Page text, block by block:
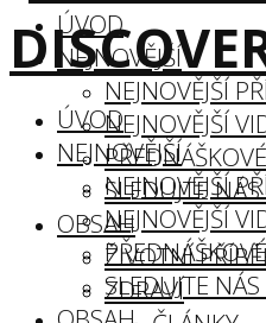
ÚVOD
NEJNOVĚJŠÍ
NEJNOVĚJŠÍ
NEJNOVĚJŠÍ
SLEDUJTE
OBSAH
ŽIVOTNÍ
ZDRAVÍ
ÚVOD
NEJNOVĚJŠÍ
NEJNOVĚJŠÍ
NEJNOVĚJŠÍ
SLEDUJTE